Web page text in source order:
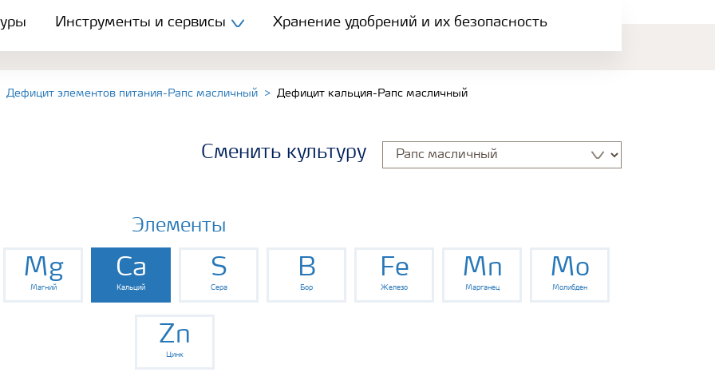
Инструменты и сервисы Хранение удобрений и их безопасность
Дефицит элементов питания-Рапс масличный Дефицит кальция-Рапс масличный
Сменить культуру
Элементы
Mg
Магний
Ca
Кальций
S
Сера
B
Бор
Fe
Железо
Mn
Марганец
Mo
Молибден
Zn
Цинк